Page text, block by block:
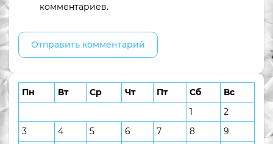
комментариев.
Пн Вт Ср Чт Пт Сб
Вс
1
2
3
4 5 6 7 8
9